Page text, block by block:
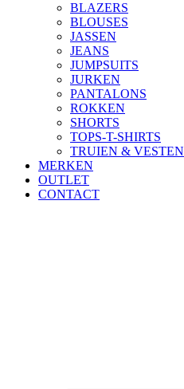
BLAZERS
BLOUSES
JASSEN
JEANS
JUMPSUITS
JURKEN
PANTALONS
ROKKEN
SHORTS
TOPS-T-SHIRTS
TRUIEN & VESTEN
MERKEN
OUTLET
CONTACT